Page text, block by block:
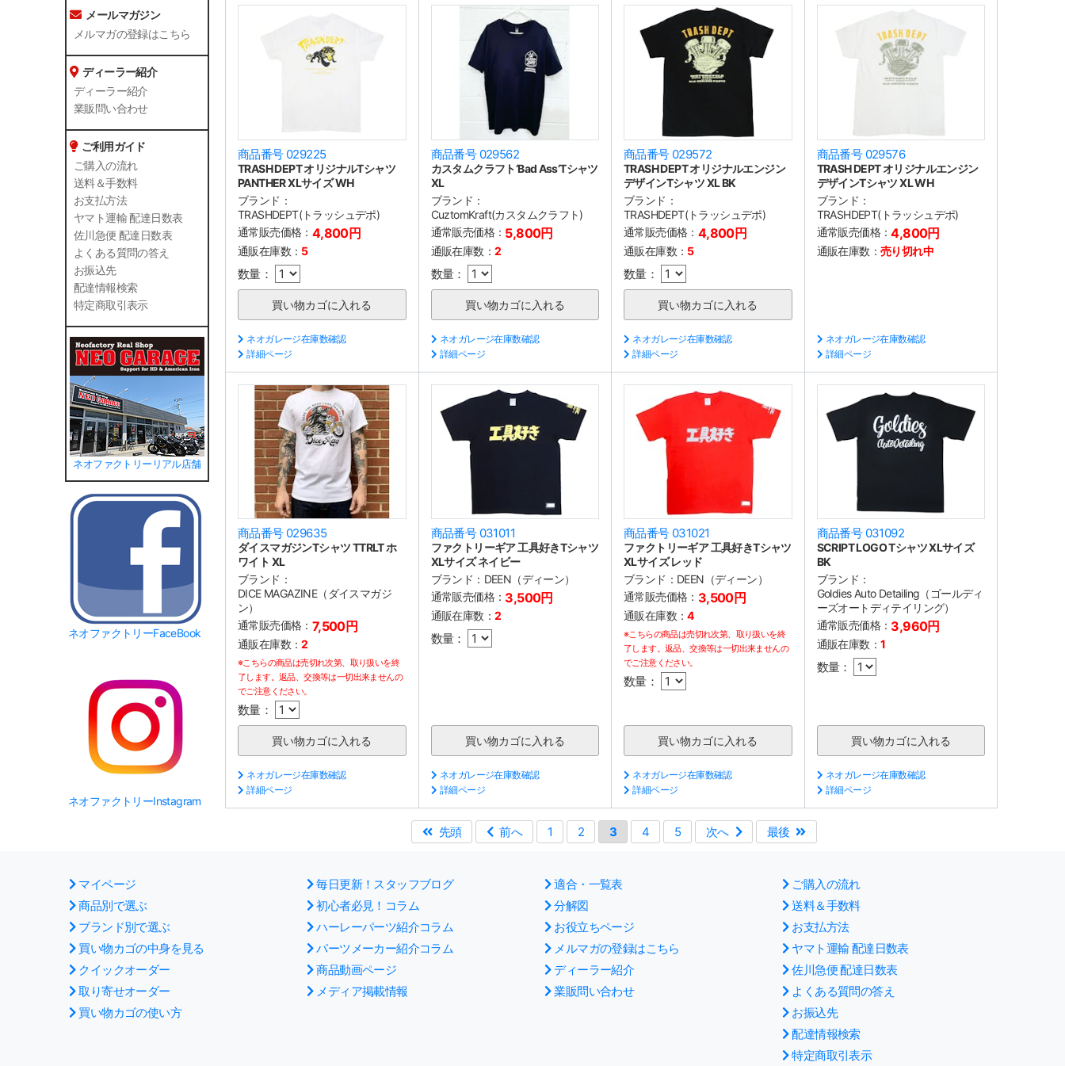
メールマガジン
メルマガの登録はこちら
ディーラー紹介
ディーラー紹介
業販問い合わせ
ご利用ガイド
ご購入の流れ
送料＆手数料
お支払方法
ヤマト運輸 配達日数表
佐川急便 配達日数表
よくある質問の答え
お振込先
配達情報検索
特定商取引表示
ネオファクトリーリアル店舗
ネオファクトリーFaceBook
ネオファクトリーInstagram
商品番号 029225
TRASH DEPT オリジナルTシャツ
PANTHER XLサイズ WH
ブランド：
TRASHDEPT(トラッシュデポ)
通常販売価格： 4,800円
通販在庫数： 5
数量：
ネオガレージ在庫数確認
詳細ページ
商品番号 029562
カスタムクラフト‘Bad Ass’Tシャツ
XL
ブランド：
CuztomKraft(カスタムクラフト)
通常販売価格： 5,800円
通販在庫数： 2
数量：
ネオガレージ在庫数確認
詳細ページ
商品番号 029572
TRASH DEPT オリジナルエンジン
デザインTシャツ XL BK
ブランド：
TRASHDEPT(トラッシュデポ)
通常販売価格： 4,800円
通販在庫数： 5
数量：
ネオガレージ在庫数確認
詳細ページ
商品番号 029576
TRASH DEPT オリジナルエンジン
デザインTシャツ XL WH
ブランド：
TRASHDEPT(トラッシュデポ)
通常販売価格：4,800円
通販在庫数： 売り切れ中
ネオガレージ在庫数確認
詳細ページ
商品番号 029635
ダイスマガジンTシャツ TTRLT ホ
ワイト XL
ブランド：
DICE MAGAZINE（ダイスマガジ
ン）
通常販売価格： 7,500円
通販在庫数：2
※こちらの商品は売切れ次第、取り扱いを終
了します。返品、交換等は一切出来ませんの
でご注意ください。
数量：
ネオガレージ在庫数確認
詳細ページ
商品番号 031011
ファクトリーギア 工具好きTシャツ
XLサイズ ネイビー
ブランド： DEEN（ディーン）
通常販売価格： 3,500円
通販在庫数： 2
数量：
ネオガレージ在庫数確認
詳細ページ
商品番号 031021
ファクトリーギア 工具好きTシャツ
XLサイズ レッド
ブランド： DEEN（ディーン）
通常販売価格： 3,500円
通販在庫数：4
※こちらの商品は売切れ次第、取り扱いを終
了します。返品、交換等は一切出来ませんの
でご注意ください。
数量：
ネオガレージ在庫数確認
詳細ページ
商品番号 031092
SCRIPT LOGO Tシャツ XLサイズ
BK
ブランド：
Goldies Auto Detailing（ゴールディ
ーズオートディテイリング）
通常販売価格： 3,960円
通販在庫数： 1
数量：
ネオガレージ在庫数確認
詳細ページ
先頭 前へ 1 2 3 4 5 次へ 最後
マイページ
商品別で選ぶ
ブランド別で選ぶ
買い物カゴの中身を見る
クイックオーダー
取り寄せオーダー
買い物カゴの使い方
毎日更新！スタッフブログ
初心者必見！コラム
ハーレーパーツ紹介コラム
パーツメーカー紹介コラム
商品動画ページ
メディア掲載情報
適合・一覧表
分解図
お役立ちページ
メルマガの登録はこちら
ディーラー紹介
業販問い合わせ
ご購入の流れ
送料＆手数料
お支払方法
ヤマト運輸 配達日数表
佐川急便 配達日数表
よくある質問の答え
お振込先
配達情報検索
特定商取引表示